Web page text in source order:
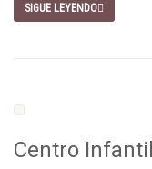
SIGUE LEYENDO
Centro